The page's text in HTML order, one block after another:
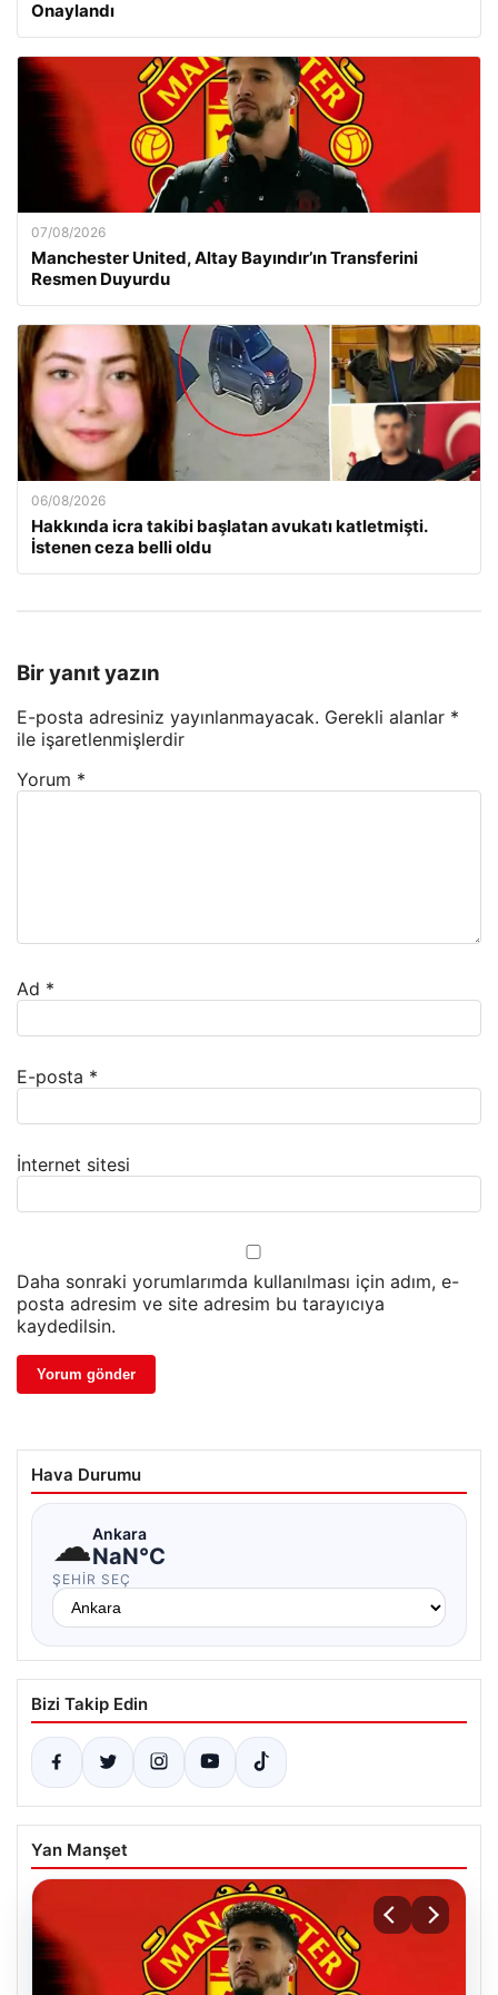
Onaylandı
07/08/2026
Manchester United, Altay Bayındır’ın Transferini
Resmen Duyurdu
06/08/2026
Hakkında icra takibi başlatan avukatı katletmişti.
İstenen ceza belli oldu
Bir yanıt yazın
E-posta adresiniz yayınlanmayacak. Gerekli alanlar *
ile işaretlenmişlerdir
Yorum *
Ad *
E-posta *
İnternet sitesi
Daha sonraki yorumlarımda kullanılması için adım, e-
posta adresim ve site adresim bu tarayıcıya
kaydedilsin.
Hava Durumu
☁Ankara
NaN°C
ŞEHIR SEÇ
Bizi Takip Edin
Yan Manşet